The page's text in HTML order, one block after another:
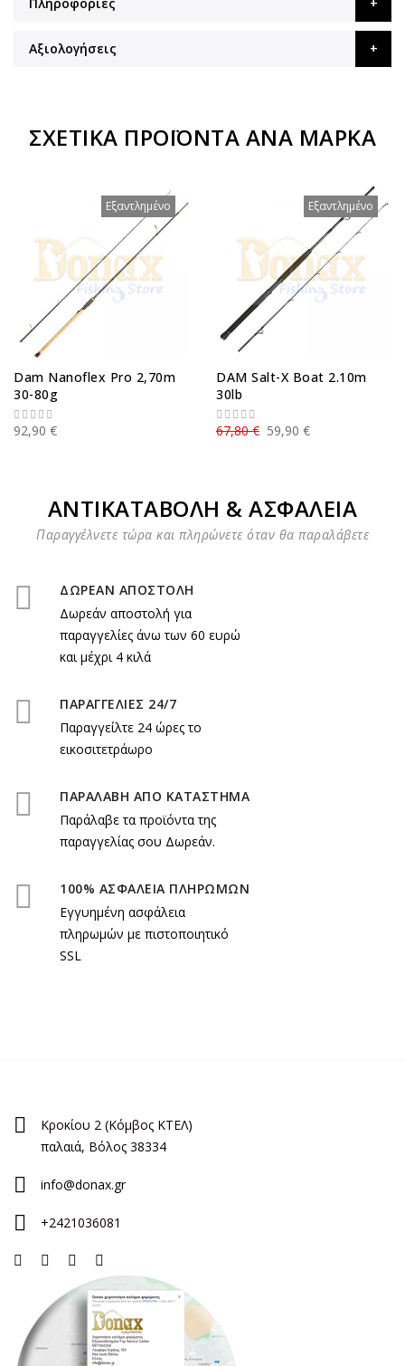
Αξιολογήσεις
ΣΧΕΤΙΚΆ ΠΡΟΪΌΝΤΑ ΑΝΆ ΜΆΡΚΑ
Εξαντλημένο
Dam Nanoflex Pro 2,70m
30-80g
92,90 €
Εξαντλημένο
DAM Salt-X Boat 2.10m
30lb
59,90 €
67,80 €
ΑΝΤΙΚΑΤΑΒΟΛΗ & ΑΣΦΑΛΕΙΑ
Παραγγέλνετε τώρα και πληρώνετε όταν θα παραλάβετε
ΔΩΡΕΑΝ ΑΠΟΣΤΟΛΗ
Δωρεάν αποστολή για
παραγγελίες άνω των 60 ευρώ
και μέχρι 4 κιλά
ΠΑΡΑΓΓΕΛΙΕΣ 24/7
Παραγγείλτε 24 ώρες το
εικοσιτετράωρο
ΠΑΡΑΛΑΒΗ ΑΠΟ ΚΑΤΑΣΤΗΜΑ
Παράλαβε τα προϊόντα της
παραγγελίας σου Δωρεάν.
100% ΑΣΦΑΛΕΙΑ ΠΛΗΡΩΜΩΝ
Εγγυημένη ασφάλεια
πληρωμών με πιστοποιητικό
SSL
Κροκίου 2 (Κόμβος ΚΤΕΛ)
παλαιά, Βόλος 38334
info@donax.gr
+2421036081